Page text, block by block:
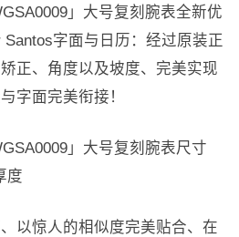
」大号复刻腕表全新优
字面与日历：经过原装正
正、角度以及坡度、完美实现
字面完美衔接！
」大号复刻腕表尺寸
度
以惊人的相似度完美贴合、在